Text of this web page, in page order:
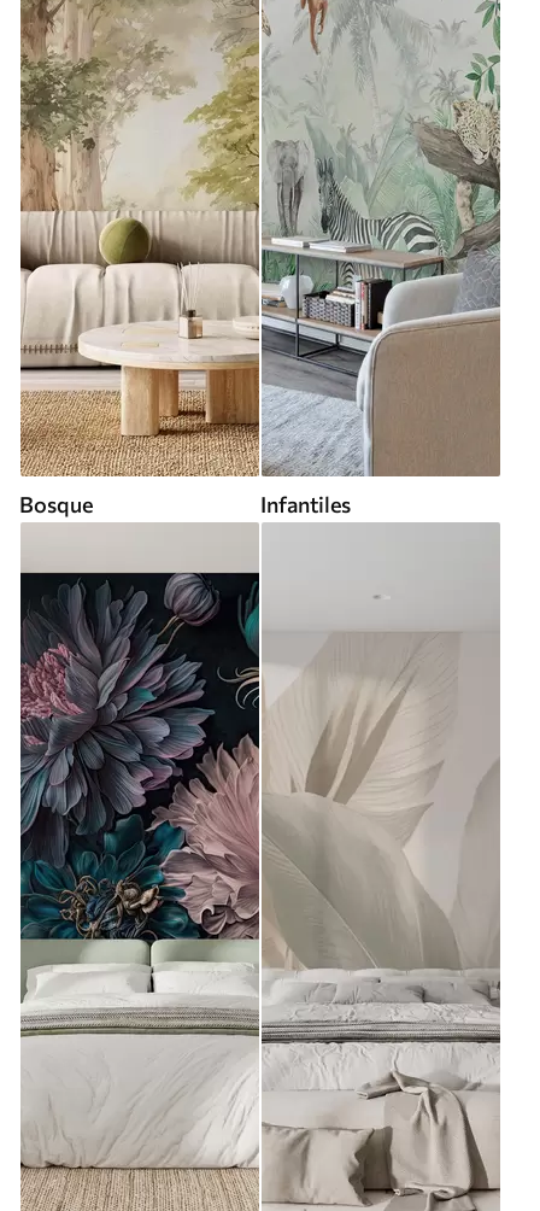
Bosque Infantiles